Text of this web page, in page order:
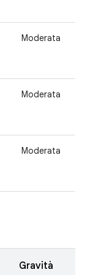
Moderata
Moderata
Moderata
Gravità